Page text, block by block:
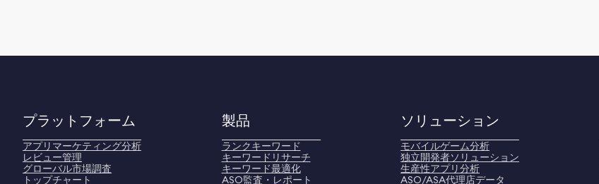
プラットフォーム
アプリマーケティング分析
レビュー管理
グローバル市場調査
トップチャート
製品
ランクキーワード
キーワードリサーチ
キーワード最適化
ASO監査・レポート
ソリューション
モバイルゲーム分析
独立開発者ソリューション
生産性アプリ分析
ASO/ASA代理店データ